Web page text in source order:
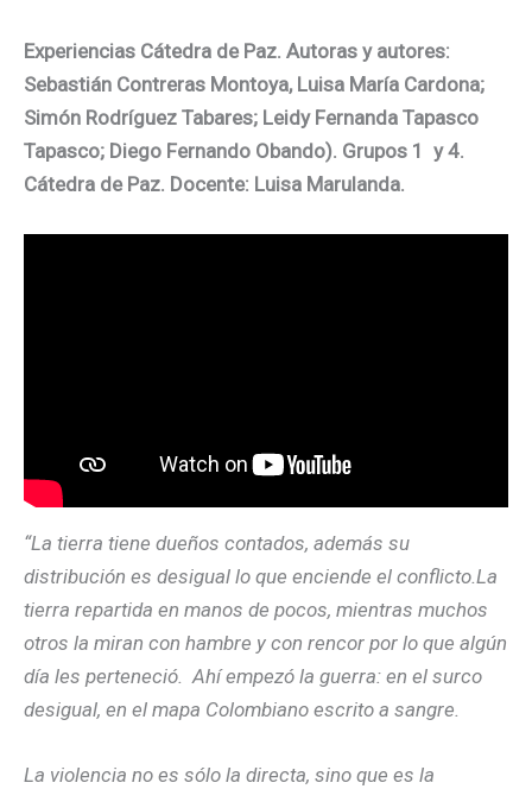
Experiencias Cátedra de Paz. Autoras y autores:
Sebastián Contreras Montoya, Luisa María Cardona;
Simón Rodríguez Tabares; Leidy Fernanda Tapasco
Tapasco; Diego Fernando Obando). Grupos 1 y 4.
Cátedra de Paz. Docente: Luisa Marulanda.
“La tierra tiene dueños contados, además su
distribución es desigual lo que enciende el conflicto.La
tierra repartida en manos de pocos, mientras muchos
otros la miran con hambre y con rencor por lo que algún
día les perteneció. Ahí empezó la guerra: en el surco
desigual, en el mapa Colombiano escrito a sangre.
La violencia no es sólo la directa, sino que es la